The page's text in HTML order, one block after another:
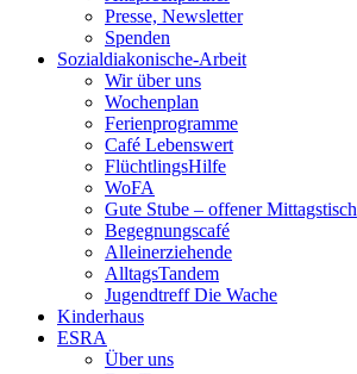
Presse, Newsletter
Spenden
Sozialdiakonische-Arbeit
Wir über uns
Wochenplan
Ferienprogramme
Café Lebenswert
FlüchtlingsHilfe
WoFA
Gute Stube – offener Mittagstisch
Begegnungscafé
Alleinerziehende
AlltagsTandem
Jugendtreff Die Wache
Kinderhaus
ESRA
Über uns